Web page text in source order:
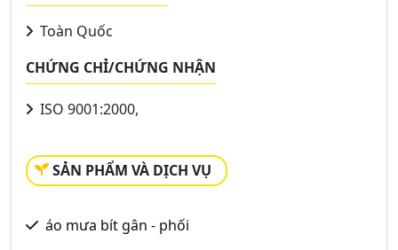
Toàn Quốc
CHỨNG CHỈ/CHỨNG NHẬN
ISO 9001:2000,
SẢN PHẨM VÀ DỊCH VỤ
áo mưa bít gân - phối